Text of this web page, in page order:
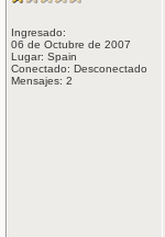
Ingresado:
06 de Octubre de 2007
Lugar: Spain
Conectado: Desconectado
Mensajes: 2